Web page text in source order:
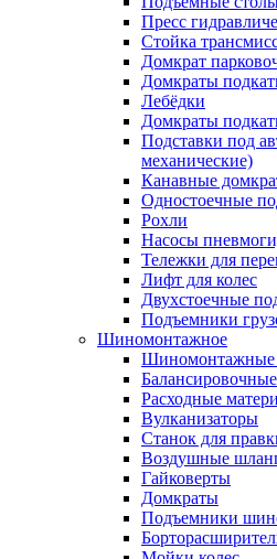
Пресс
Стойка
Домкрат
Домкраты
Лебёдки
Домкраты
Подставки под
механические)
Канавные
Одностоечные
Рохли
Насосы
Тележки для
Лифт для колес
Двухстоечные
Подъемники
Шиномонтажное
Шиномонтажные
Расходные
Вулканизаторы
Станок для
Воздушные
Гайковерты
Домкраты
Подъемники